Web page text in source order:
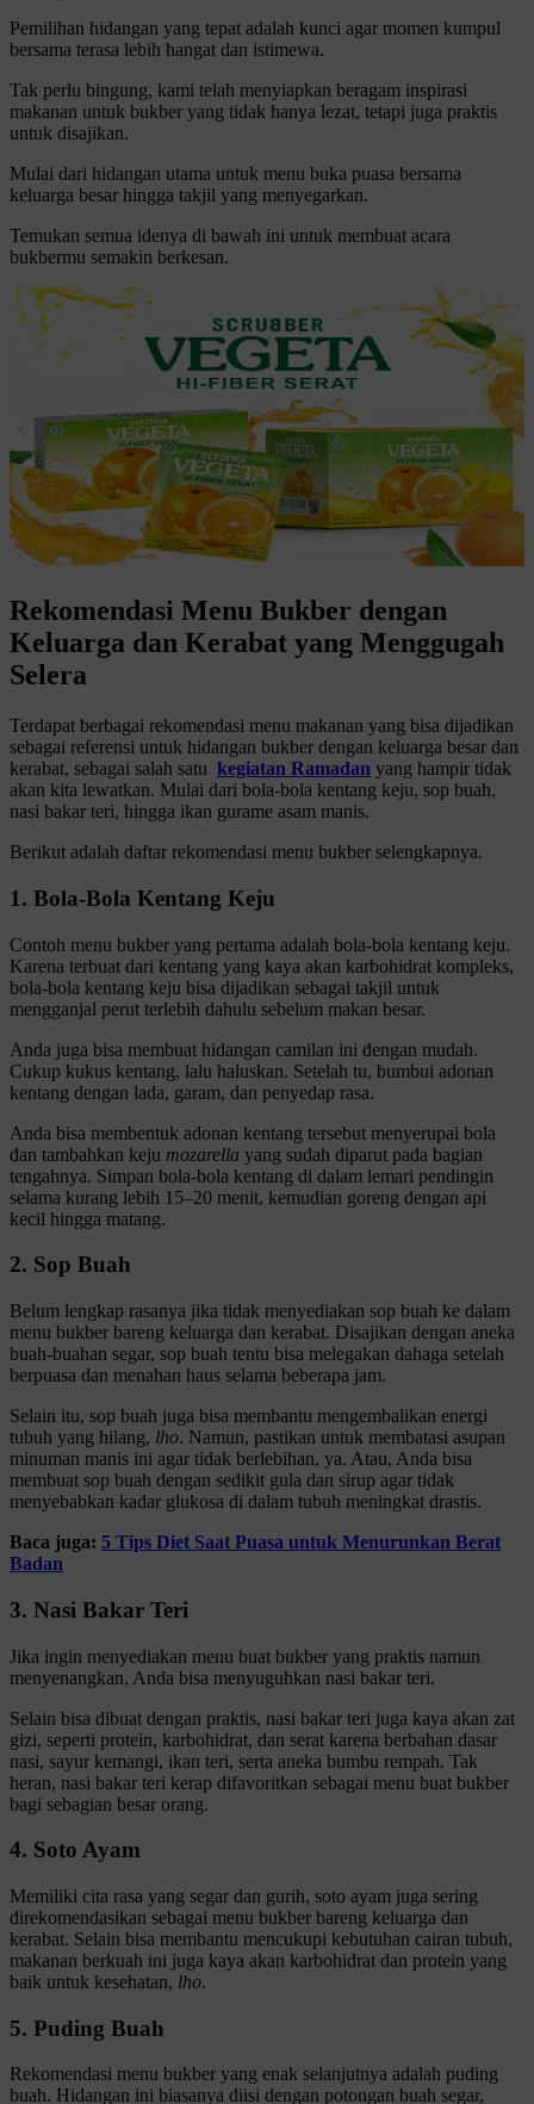
Pemilihan hidangan yang tepat adalah kunci agar momen kumpul
bersama terasa lebih hangat dan istimewa.
Tak perlu bingung, kami telah menyiapkan beragam inspirasi
makanan untuk bukber yang tidak hanya lezat, tetapi juga praktis
untuk disajikan.
Mulai dari hidangan utama untuk menu buka puasa bersama
keluarga besar hingga takjil yang menyegarkan.
Temukan semua idenya di bawah ini untuk membuat acara
bukbermu semakin berkesan.
Rekomendasi Menu Bukber dengan
Keluarga dan Kerabat yang Menggugah
Selera
Terdapat berbagai rekomendasi menu makanan yang bisa dijadikan
sebagai referensi untuk hidangan bukber dengan keluarga besar dan
kerabat, sebagai salah satu kegiatan Ramadan yang hampir tidak
akan kita lewatkan. Mulai dari bola-bola kentang keju, sop buah,
nasi bakar teri, hingga ikan gurame asam manis.
Berikut adalah daftar rekomendasi menu bukber selengkapnya.
1. Bola-Bola Kentang Keju
Contoh menu bukber yang pertama adalah bola-bola kentang keju.
Karena terbuat dari kentang yang kaya akan karbohidrat kompleks,
bola-bola kentang keju bisa dijadikan sebagai takjil untuk
mengganjal perut terlebih dahulu sebelum makan besar.
Anda juga bisa membuat hidangan camilan ini dengan mudah.
Cukup kukus kentang, lalu haluskan. Setelah tu, bumbui adonan
kentang dengan lada, garam, dan penyedap rasa.
Anda bisa membentuk adonan kentang tersebut menyerupai bola
dan tambahkan keju mozarella yang sudah diparut pada bagian
tengahnya. Simpan bola-bola kentang di dalam lemari pendingin
selama kurang lebih 15–20 menit, kemudian goreng dengan api
kecil hingga matang.
2. Sop Buah
Belum lengkap rasanya jika tidak menyediakan sop buah ke dalam
menu bukber bareng keluarga dan kerabat. Disajikan dengan aneka
buah-buahan segar, sop buah tentu bisa melegakan dahaga setelah
berpuasa dan menahan haus selama beberapa jam.
Selain itu, sop buah juga bisa membantu mengembalikan energi
tubuh yang hilang, lho. Namun, pastikan untuk membatasi asupan
minuman manis ini agar tidak berlebihan, ya. Atau, Anda bisa
membuat sop buah dengan sedikit gula dan sirup agar tidak
menyebabkan kadar glukosa di dalam tubuh meningkat drastis.
Baca juga: 5 Tips Diet Saat Puasa untuk Menurunkan Berat
Badan
3. Nasi Bakar Teri
Jika ingin menyediakan menu buat bukber yang praktis namun
menyenangkan, Anda bisa menyuguhkan nasi bakar teri.
Selain bisa dibuat dengan praktis, nasi bakar teri juga kaya akan zat
gizi, seperti protein, karbohidrat, dan serat karena berbahan dasar
nasi, sayur kemangi, ikan teri, serta aneka bumbu rempah. Tak
heran, nasi bakar teri kerap difavoritkan sebagai menu buat bukber
bagi sebagian besar orang.
4. Soto Ayam
Memiliki cita rasa yang segar dan gurih, soto ayam juga sering
direkomendasikan sebagai menu bukber bareng keluarga dan
kerabat. Selain bisa membantu mencukupi kebutuhan cairan tubuh,
makanan berkuah ini juga kaya akan karbohidrat dan protein yang
baik untuk kesehatan, lho.
5. Puding Buah
Rekomendasi menu bukber yang enak selanjutnya adalah puding
buah. Hidangan ini biasanya diisi dengan potongan buah segar,